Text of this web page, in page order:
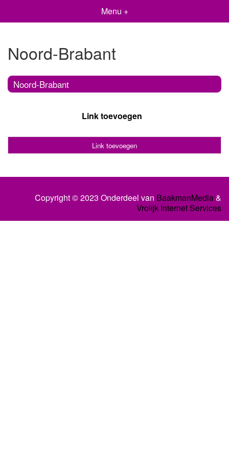
Menu +
Noord-Brabant
Noord-Brabant
Link toevoegen
Link toevoegen
Copyright © 2023 Onderdeel van BaakmanMedia&
Vrolijk Internet Services